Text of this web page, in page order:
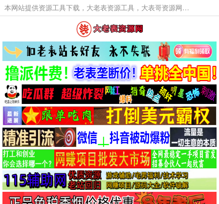
本网站提供资源工具下载，大老表资源工具，大表哥资源网软件工具，大老表资源下载，活动线报福利资源分享,活动线报，大型网游经典游戏，网络热门技术游戏辅助交流与分享。